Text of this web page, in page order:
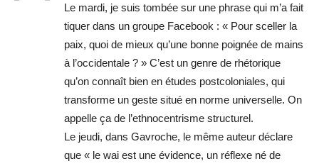
Le mardi, je suis tombée sur une phrase qui m’a fait
tiquer dans un groupe Facebook : « Pour sceller la
paix, quoi de mieux qu’une bonne poignée de mains
à l’occidentale ? » C’est un genre de rhétorique
qu’on connaît bien en études postcoloniales, qui
transforme un geste situé en norme universelle. On
appelle ça de l’ethnocentrisme structurel.
Le jeudi, dans Gavroche, le même auteur déclare
que « le wai est une évidence, un réflexe né de